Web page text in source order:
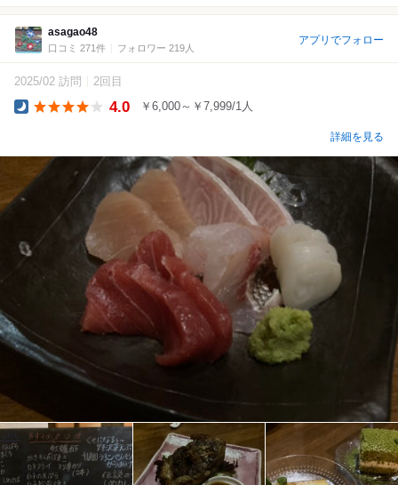
asagao48
口コミ 271件 フォロワー 219人
アプリでフォロー
2025/02 訪問 2回目
4.0 ￥6,000～￥7,999/1人
詳細を見る